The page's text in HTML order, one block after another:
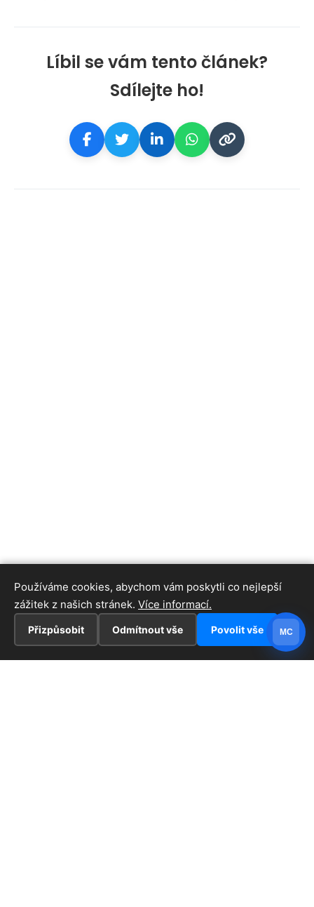
Líbil se vám tento článek?
Sdílejte ho!
Používáme cookies, abychom vám poskytli co nejlepší
zážitek z našich stránek. Více informací.
Přizpůsobit Odmítnout vše Povolit vše MC